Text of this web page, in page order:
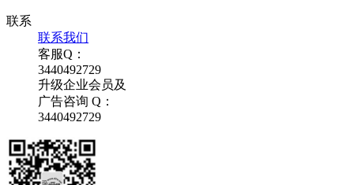
联系
联系我们
客服Q：
3440492729
升级企业会员及
广告咨询 Q：
3440492729